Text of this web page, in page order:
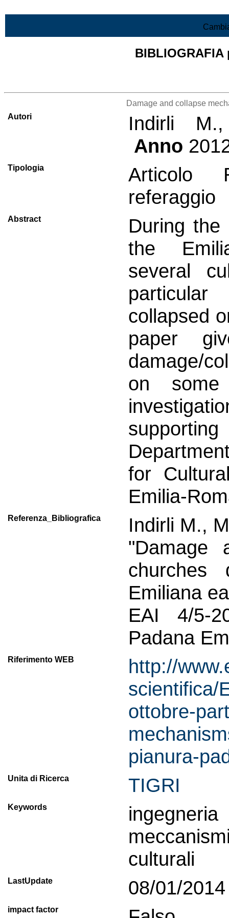
Damage and collapse
Autori
Indirli
Anno
Tipologia
Articolo
referaggio
Abstract
During
the
several
collapsed
paper
damage/
on
for
Emilia-
Referenza_Bibliografica
Indirli M.,
"Damage
churches
Emiliana
EAI 4/5-
Padana
Riferimento WEB
http://
scientifica/
ottobre-
pianura-
Unita di Ricerca TIGRI
Keywords
culturali
LastUpdate 08/01/2014
impact factor